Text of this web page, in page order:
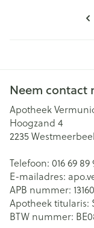
Neem contact
Apotheek
Hoogzand 4
2235
Telefoon: 016 69 89
E-mailadres:
APB nummer:
Apotheek titularis:
BTW nummer: